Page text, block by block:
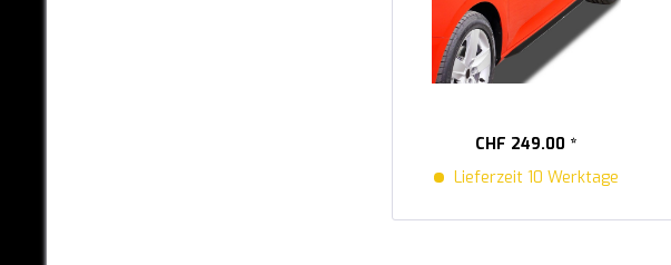
CHF 249.00 *
Lieferzeit 10 Werktage